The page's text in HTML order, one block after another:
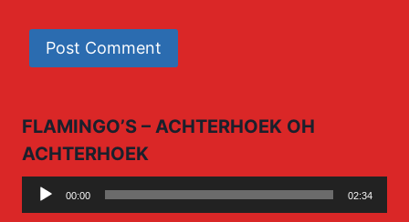
FLAMINGO’S – ACHTERHOEK OH
ACHTERHOEK
Audio
Player
00:00 02:34